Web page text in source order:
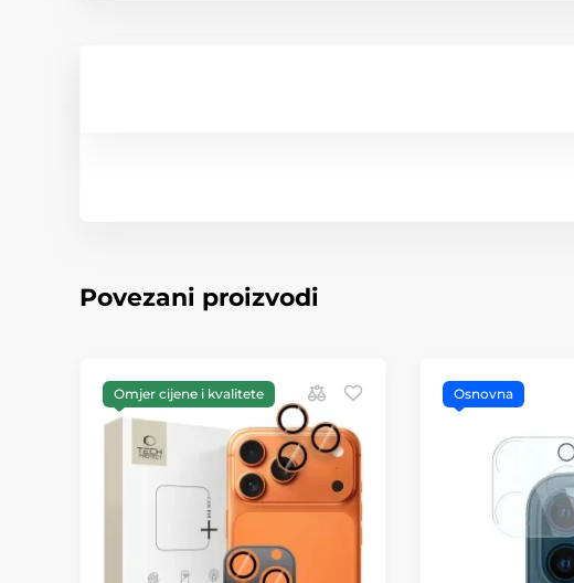
Povezani proizvodi
Omjer cijene i kvalitete Osnovna